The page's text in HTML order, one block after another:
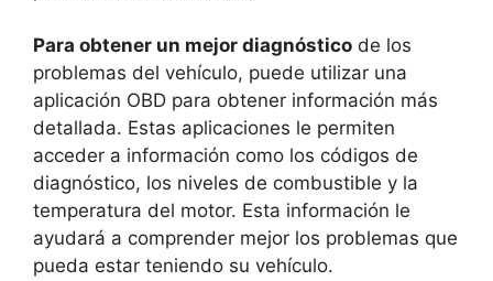
Para obtener un mejor diagnóstico de los
problemas del vehículo, puede utilizar una
aplicación OBD para obtener información más
detallada. Estas aplicaciones le permiten
acceder a información como los códigos de
diagnóstico, los niveles de combustible y la
temperatura del motor. Esta información le
ayudará a comprender mejor los problemas que
pueda estar teniendo su vehículo.